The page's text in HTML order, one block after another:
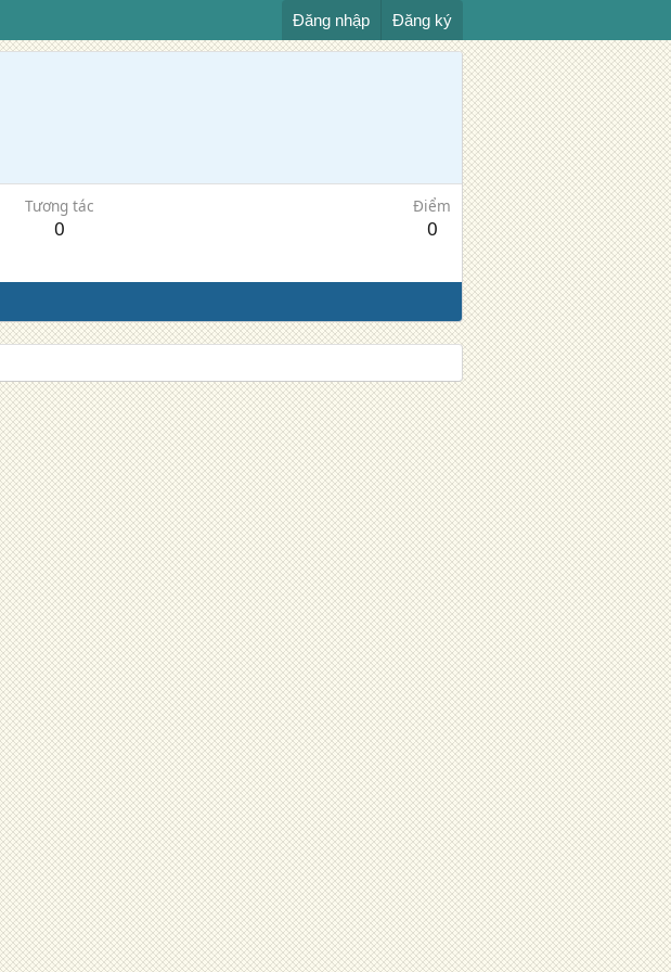
Đăng nhập Đăng ký
Tương tác
0
Điểm
0